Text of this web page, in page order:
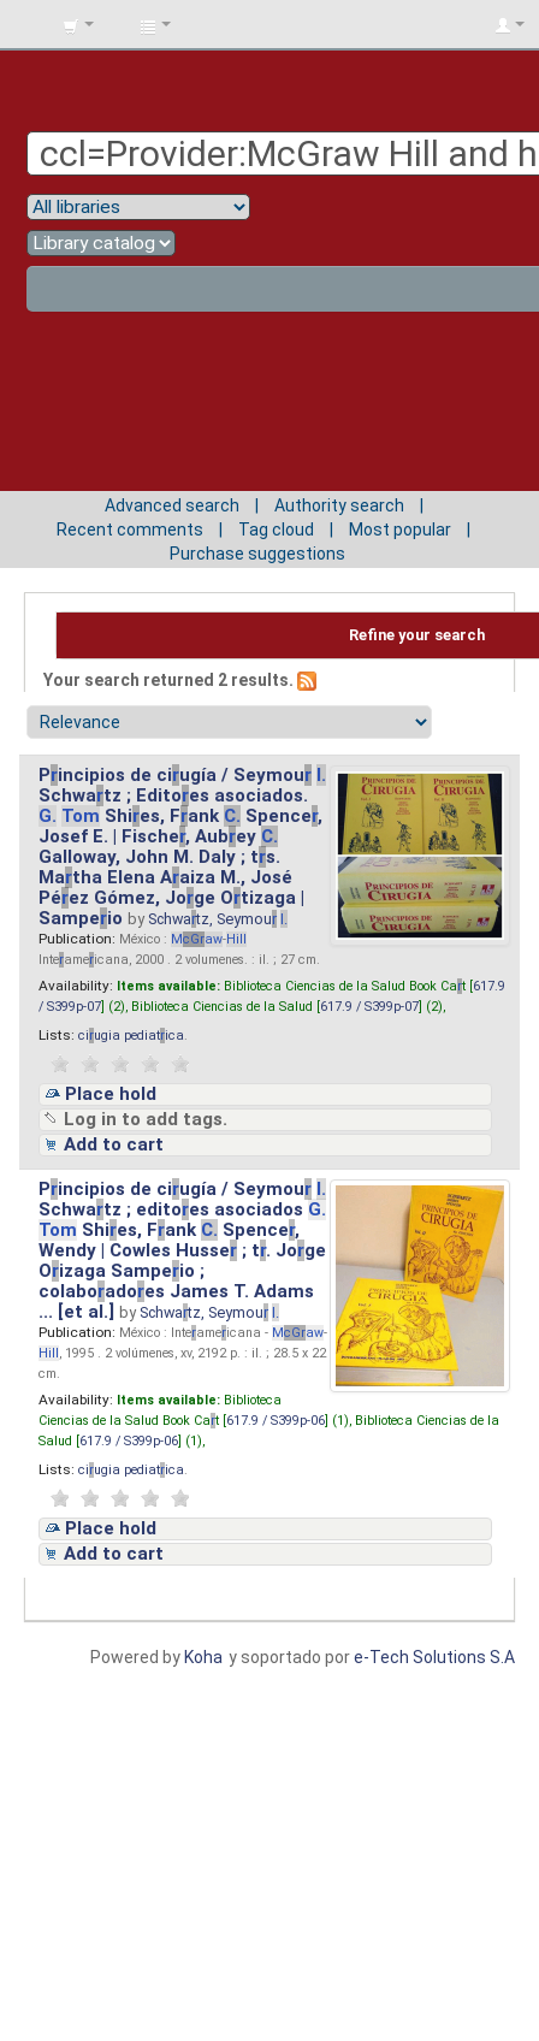
BIBLIOTECA
Advanced search
Authority search
Recent comments
Tag cloud
Most popular
Purchase suggestions
Refine your search
Your search returned 2 results.
Principios de cirugía / Seymour I.
Schwartz ; Editores asociados.
G. Tom Shires, Frank C. Spencer,
Josef E. | Fischer, Aubrey C.
Galloway, John M. Daly ; trs.
Martha Elena Araiza M., José
Pérez Gómez, Jorge Ortizaga |
Samperio by Schwartz, Seymour I.
Publication: México : McGraw-Hill
Interamericana, 2000 . 2 volumenes. : il. ; 27 cm.
Availability: Items available: Biblioteca Ciencias de la Salud Book Cart [ 617.9
/ S399p-07 ] (2), Biblioteca Ciencias de la Salud [ 617.9 / S399p-07 ] (2),
Lists: cirugia pediatrica
Place hold
Log in to add tags.
Add to cart
Principios de cirugía / Seymour I.
Schwartz ; editores asociados G.
Tom Shires, Frank C. Spencer,
Wendy | Cowles Husser ; tr. Jorge
Orizaga Samperio ;
colaboradores James T. Adams
... [et al.]by Schwartz, Seymour I.
Publication: México : Interamericana - McGraw-
Hill, 1995 . 2 volúmenes, xv, 2192 p. : il. ; 28.5 x 22
cm.
Availability: Items available: Biblioteca
Ciencias de la Salud Book Cart [ 617.9 / S399p-06 ] (1), Biblioteca Ciencias de la
Salud [ 617.9 / S399p-06 ] (1),
Lists: cirugia pediatrica
Place hold
Add to cart
y soportado pore-Tech Solutions S.A
Powered by Koha